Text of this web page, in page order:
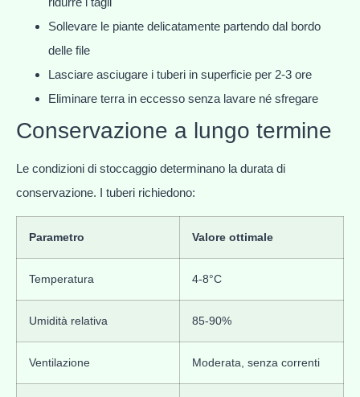
Sollevare le piante delicatamente partendo dal bordo
delle file
Lasciare asciugare i tuberi in superficie per 2-3 ore
Eliminare terra in eccesso senza lavare né sfregare
Conservazione a lungo termine
Le condizioni di stoccaggio determinano la durata di
conservazione. I tuberi richiedono:
Parametro Valore ottimale
Temperatura 4-8°C
Umidità relativa 85-90%
Ventilazione Moderata, senza correnti